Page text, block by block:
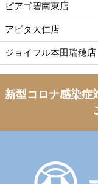
ピアゴ碧南東店
アピタ大仁店
ジョイフル本田瑞穂店
新型コロナ感染症